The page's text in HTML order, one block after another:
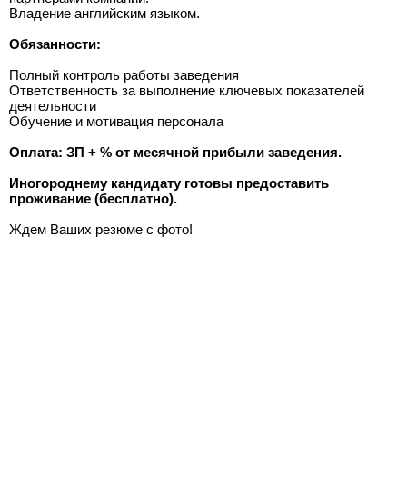
Владение английским языком.
Обязанности:
Полный контроль работы заведения
Ответственность за выполнение ключевых показателей
деятельности
Обучение и мотивация персонала
Оплата: ЗП + % от месячной прибыли заведения.
Иногороднему кандидату готовы предоставить
проживание (бесплатно).
Ждем Ваших резюме с фото!